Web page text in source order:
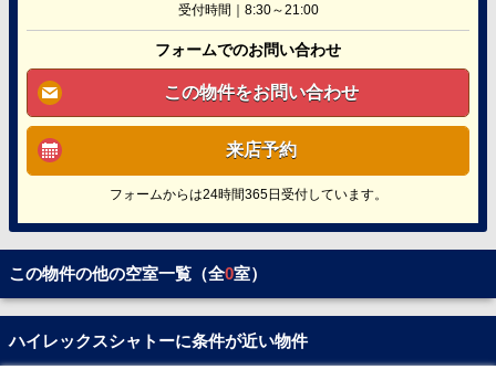
受付時間｜8:30～21:00
フォームでのお問い合わせ
この物件をお問い合わせ
来店予約
フォームからは24時間365日受付しています。
この物件の他の空室一覧（全0室）
ハイレックスシャトーに条件が近い物件